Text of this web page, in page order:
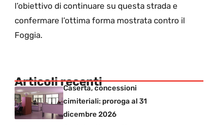
l’obiettivo di continuare su questa strada e
confermare l’ottima forma mostrata contro il
Foggia.
Articoli recenti
Caserta, concessioni
cimiteriali: proroga al 31
dicembre 2026